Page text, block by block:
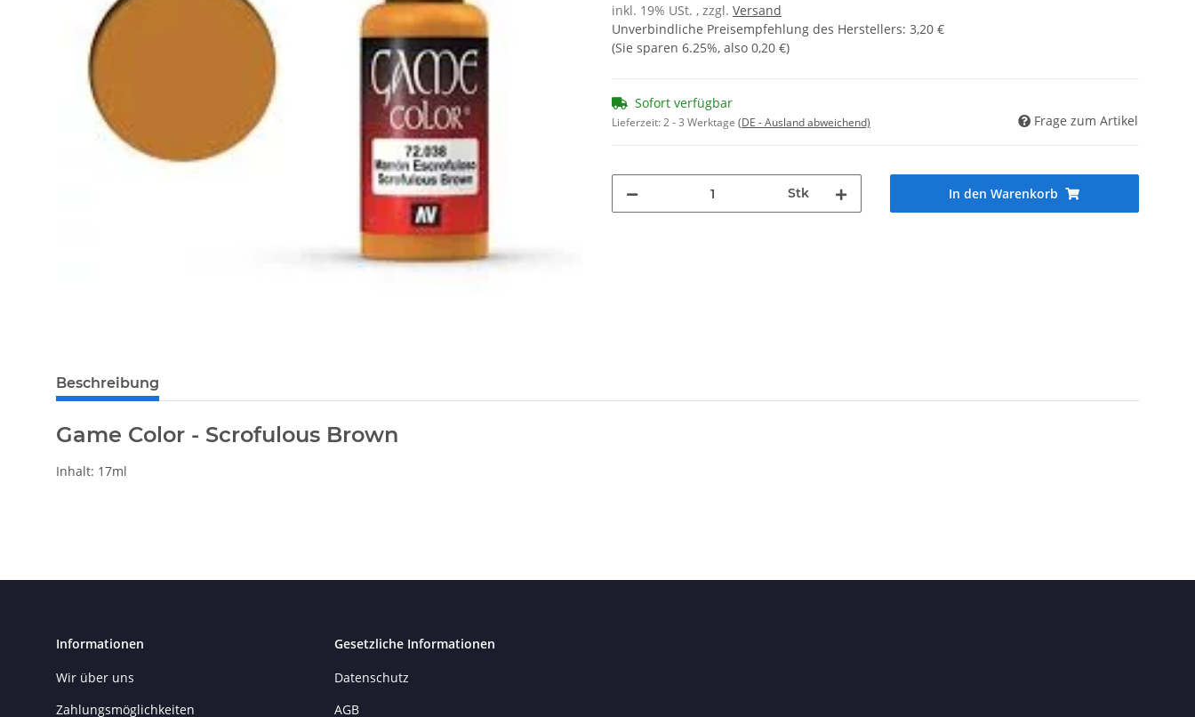
inkl. 19% USt. , zzgl. Versand
Unverbindliche Preisempfehlung des Herstellers: 3,20 €
(Sie sparen 6.25%, also 0,20 €)
Sofort verfügbar
Lieferzeit:2 - 3 Werktage (DE - Ausland abweichend) Frage zum Artikel
Stk In den Warenkorb
Beschreibung
Game Color - Scrofulous Brown
Inhalt: 17ml
Informationen
Wir über uns
Zahlungsmöglichkeiten
Gesetzliche Informationen
Datenschutz
AGB